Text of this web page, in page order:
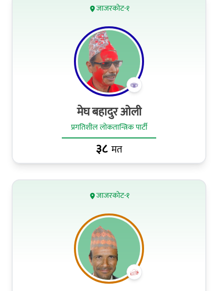
जाजरकोट-१
मेघ बहादुर ओली
प्रगतिशील लोकतान्त्रिक पार्टी
३८ मत
जाजरकोट-१